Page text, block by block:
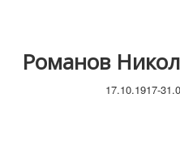
Романов
17.10.1917-